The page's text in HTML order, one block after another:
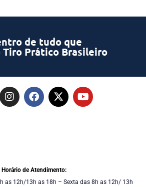
de tudo que
Tiro Prático Brasileiro
Horário de Atendimento:
as 12h/13h as 18h – Sexta das 8h as 12h/ 13h